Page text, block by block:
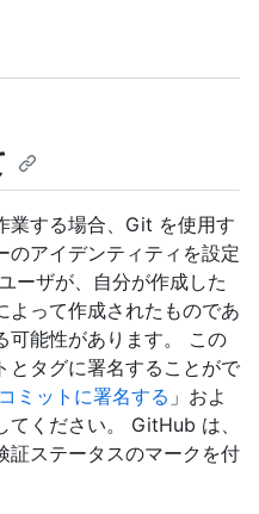
業する場合、Git を使用す
のアイデンティティを設定
ーザが、自分が作成した
よって作成されたものであ
可能性があります。 この
とタグに署名することがで
コミットに署名する 」およ
てください。 GitHub は、
証ステータスのマークを付